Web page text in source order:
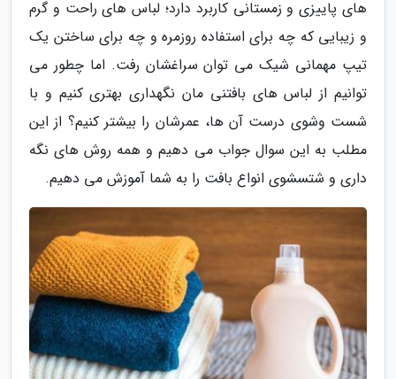
های پاییزی و زمستانی کاربرد دارد؛ لباس های راحت و گرم
و زیبایی که چه برای استفاده روزمره و چه برای ساختن یک
تیپ مهمانی شیک می توان سراغشان رفت. اما چطور می
توانیم از لباس های بافتنی مان نگهداری بهتری کنیم و با
شست وشوی درست آن ها، عمرشان را بیشتر کنیم؟ از این
مطلب به این سوال جواب می دهیم و همه روش های نگه
داری و شتسشوی انواع بافت را به شما آموزش می دهیم.